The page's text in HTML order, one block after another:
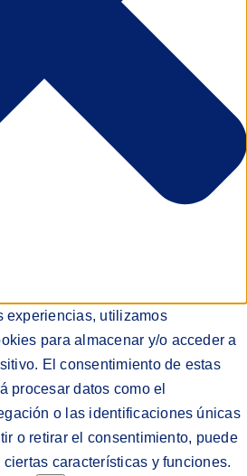
experiencias, utilizamos
para almacenar y/o acceder a
El consentimiento de estas
procesar datos como el
o las identificaciones únicas
o retirar el consentimiento, puede
características y funciones.